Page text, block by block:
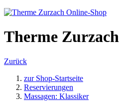
Therme
Zurück
zur Shop-Startseite
Reservierungen
Massagen: Klassiker